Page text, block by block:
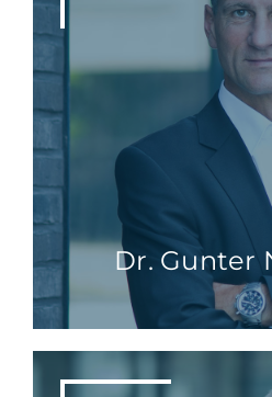
Dr. Gunter